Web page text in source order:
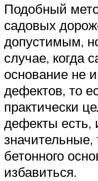
Подобный
садовых
допустимым,
случае, когда
основание не
дефектов, то
практически
дефекты есть,
значительные,
бетонного
избавиться.